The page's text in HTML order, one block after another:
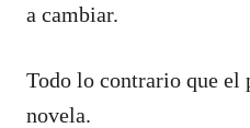
a cambiar.
Todo lo contrario que el
novela.